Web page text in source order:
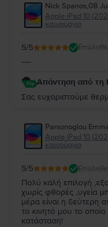
Nick Spanos,08
Apple iPad 10
καινούργιο
5/5
----
Απάντηση από τη
Σας ευχαριστούμε
Parsonoglou
Apple iPad 10
καινούργιο
5/5
Πολύ καλή επιλογή
χωρίς φθορές ,υγεία
μέρα είναι η δεύτερη
το κινητό μου το
κατάσταση!